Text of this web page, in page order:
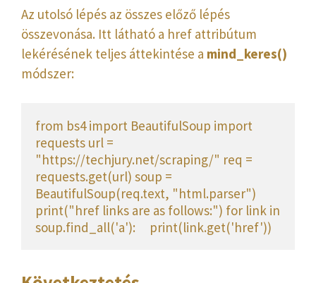
Az utolsó lépés az összes előző lépés
összevonása. Itt látható a href attribútum
lekérésének teljes áttekintése a mind_keres()
módszer:
from bs4 import BeautifulSoup import
requests url =
"https://techjury.net/scraping/" req =
requests.get(url) soup =
BeautifulSoup(req.text, "html.parser")
print("href links are as follows:") for link in
soup.find_all('a'):     print(link.get('href'))